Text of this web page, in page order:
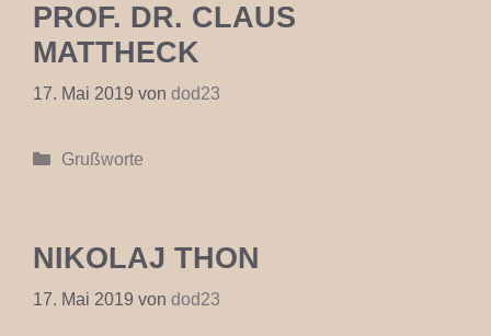
PROF. DR. CLAUS
MATTHECK
17. Mai 2019 von dod23
Kategorien
Grußworte
NIKOLAJ THON
17. Mai 2019 von dod23